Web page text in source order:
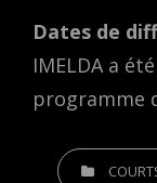
Dates de
IMELDA a
programme
CATEGORIES